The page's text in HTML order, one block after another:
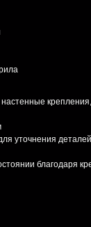
уточнения
благодаря